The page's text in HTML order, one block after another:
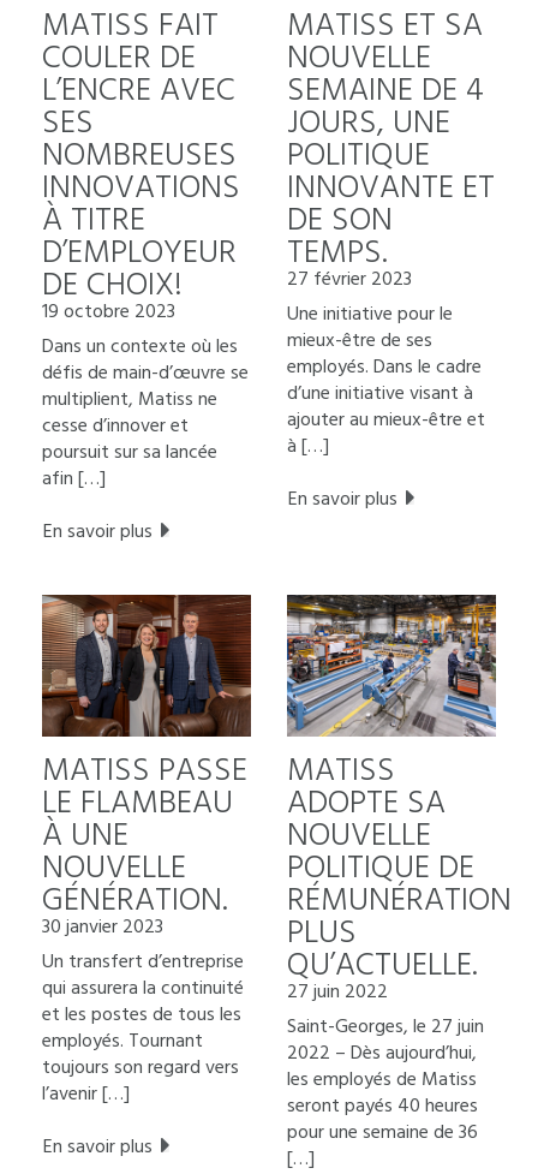
MATISS FAIT
COULER DE
L’ENCRE AVEC
SES
NOMBREUSES
INNOVATIONS
À TITRE
D’EMPLOYEUR
DE CHOIX!
19 octobre 2023
Dans un contexte où les
défis de main-d’œuvre se
multiplient, Matiss ne
cesse d’innover et
poursuit sur sa lancée
afin […]
En savoir plus
MATISS ET SA
NOUVELLE
SEMAINE DE 4
JOURS, UNE
POLITIQUE
INNOVANTE ET
DE SON
TEMPS.
27 février 2023
Une initiative pour le
mieux-être de ses
employés. Dans le cadre
d’une initiative visant à
ajouter au mieux-être et
à […]
En savoir plus
MATISS PASSE
LE FLAMBEAU
À UNE
NOUVELLE
GÉNÉRATION.
30 janvier 2023
Un transfert d’entreprise
qui assurera la continuité
et les postes de tous les
employés. Tournant
toujours son regard vers
l’avenir […]
En savoir plus
MATISS
ADOPTE SA
NOUVELLE
POLITIQUE DE
RÉMUNÉRATION
PLUS
QU’ACTUELLE.
27 juin 2022
Saint-Georges, le 27 juin
2022 – Dès aujourd’hui,
les employés de Matiss
seront payés 40 heures
pour une semaine de 36
[…]